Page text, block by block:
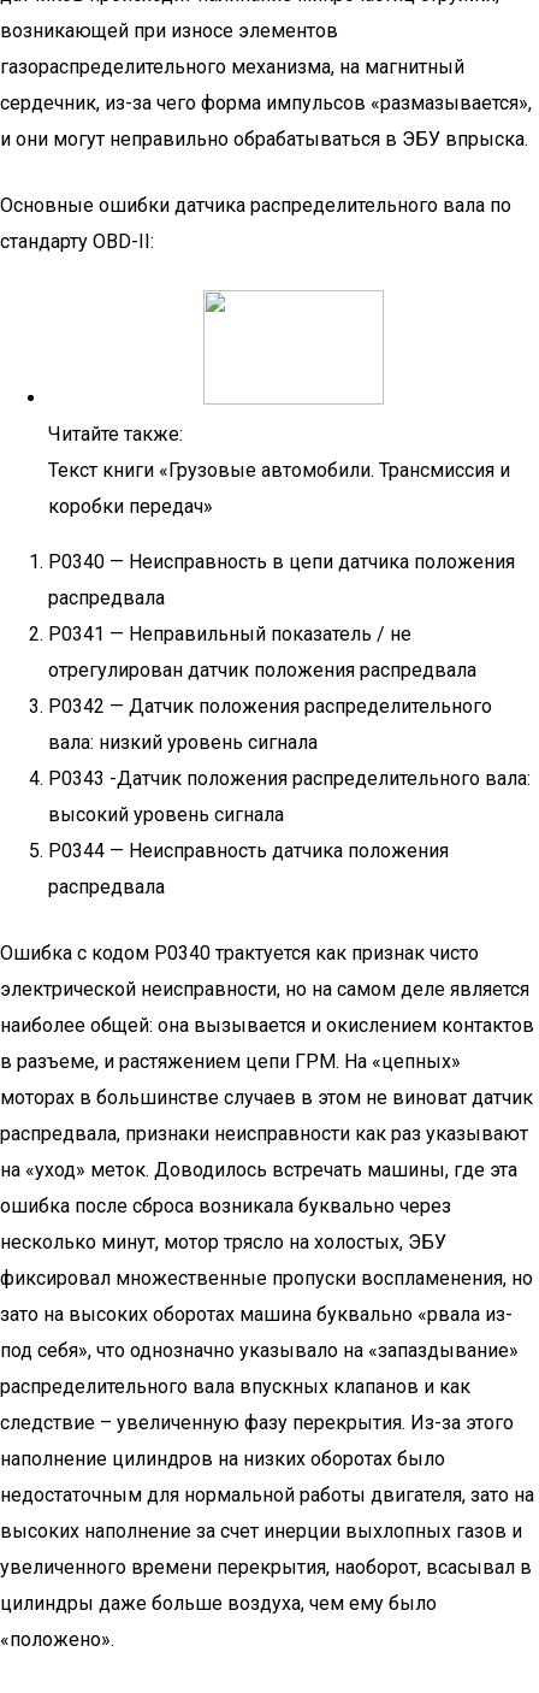
возникающей при износе элементов
газораспределительного механизма, на магнитный
сердечник, из-за чего форма импульсов «размазывается»,
и они могут неправильно обрабатываться в ЭБУ впрыска.
Основные ошибки датчика распределительного вала по
стандарту OBD-II:
Читайте также:
Текст книги «Грузовые автомобили. Трансмиссия и
коробки передач»
P0340 — Неисправность в цепи датчика положения
распредвала
P0341 — Неправильный показатель / не
отрегулирован датчик положения распредвала
P0342 — Датчик положения распределительного
вала: низкий уровень сигнала
P0343 -Датчик положения распределительного вала:
высокий уровень сигнала
P0344 — Неисправность датчика положения
распредвала
Ошибка с кодом P0340 трактуется как признак чисто
электрической неисправности, но на самом деле является
наиболее общей: она вызывается и окислением контактов
в разъеме, и растяжением цепи ГРМ. На «цепных»
моторах в большинстве случаев в этом не виноват датчик
распредвала, признаки неисправности как раз указывают
на «уход» меток. Доводилось встречать машины, где эта
ошибка после сброса возникала буквально через
несколько минут, мотор трясло на холостых, ЭБУ
фиксировал множественные пропуски воспламенения, но
зато на высоких оборотах машина буквально «рвала из-
под себя», что однозначно указывало на «запаздывание»
распределительного вала впускных клапанов и как
следствие – увеличенную фазу перекрытия. Из-за этого
наполнение цилиндров на низких оборотах было
недостаточным для нормальной работы двигателя, зато на
высоких наполнение за счет инерции выхлопных газов и
увеличенного времени перекрытия, наоборот, всасывал в
цилиндры даже больше воздуха, чем ему было
«положено».